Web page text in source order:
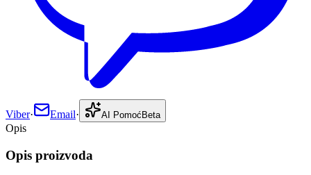
Viber· Email· AI Pomoć Beta
Opis
Opis proizvoda